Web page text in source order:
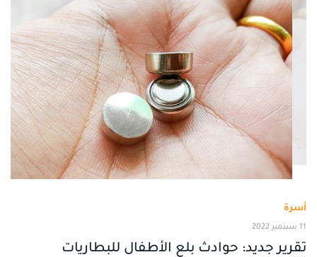
أسرة
11 سبتمبر 2022
تقرير جديد: حوادث بلع الأطفال للبطاريات